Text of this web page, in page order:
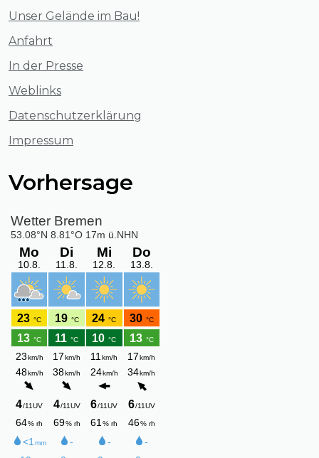
Unser Gelände im Bau!
Anfahrt
In der Presse
Weblinks
Datenschutzerklärung
Impressum
Vorhersage